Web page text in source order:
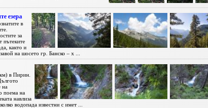
езера
в
за
пътеките
както и
на шосето гр. Банско – х ...
в Пирин.
на
поема на
навлиза
водопада известни с имет ...